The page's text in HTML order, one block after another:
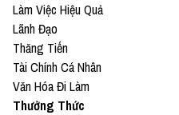
Làm Việc Hiệu Quả
Lãnh Đạo
Thăng Tiến
Tài Chính Cá Nhân
Văn Hóa Đi Làm
Thưởng Thức